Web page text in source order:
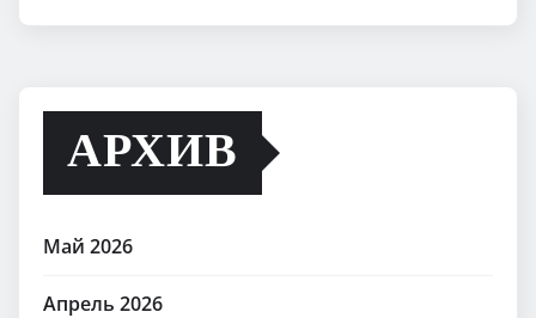
АРХИВ
Май 2026
Апрель 2026